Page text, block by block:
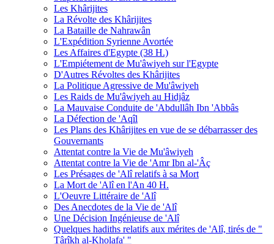
Les Khârijites
La Révolte des Khârijites
La Bataille de Nahrawân
L'Expédition Syrienne Avortée
Les Affaires d'Egypte (38 H.)
L'Empiétement de Mu'âwiyeh sur l'Egypte
D'Autres Révoltes des Khârijites
La Politique Agressive de Mu'âwiyeh
Les Raids de Mu'âwiyeh au Hidjâz
La Mauvaise Conduite de 'Abdullâh Ibn 'Abbâs
La Défection de 'Aqîl
Les Plans des Khârijites en vue de se débarrasser des
Gouvernants
Attentat contre la Vie de Mu'âwiyeh
Attentat contre la Vie de 'Amr Ibn al-'Âç
Les Présages de 'Alî relatifs à sa Mort
La Mort de 'Alî en l'An 40 H.
L'Oeuvre Littéraire de 'Alî
Des Anecdotes de la Vie de 'Alî
Une Décision Ingénieuse de 'Alî
Quelques hadiths relatifs aux mérites de 'Alî, tirés de "
Târîkh al-Kholafa' "